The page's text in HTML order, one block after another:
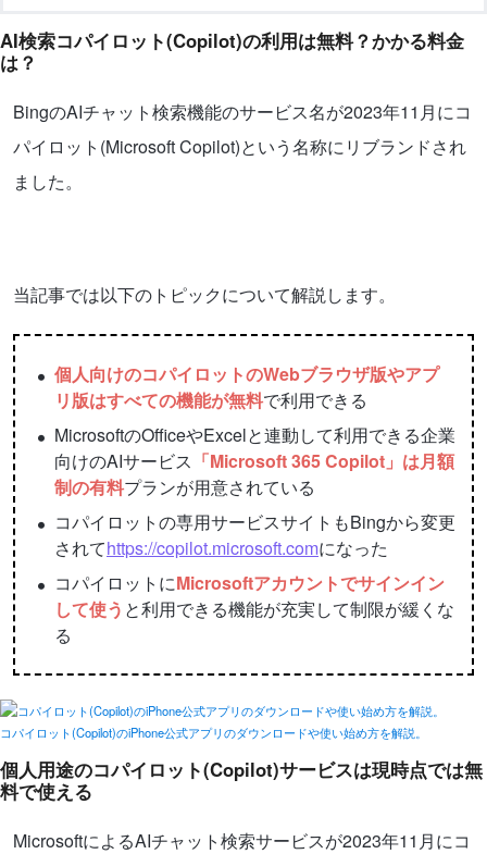
AI検索コパイロット(Copilot)の利用は無料？かかる料金
は？
BingのAIチャット検索機能のサービス名が2023年11月にコ
パイロット(Microsoft Copilot)という名称にリブランドされ
ました。
当記事では以下のトピックについて解説します。
個人向けのコパイロットのWebブラウザ版やアプ
リ版はすべての機能が無料で利用できる
MicrosoftのOfficeやExcelと連動して利用できる企業
向けのAIサービス 「Microsoft 365 Copilot」は月額
制の有料プランが用意されている
コパイロットの専用サービスサイトもBingから変更
されてhttps://copilot.microsoft.comになった
コパイロットにMicrosoftアカウントでサインイン
して使う と利用できる機能が充実して制限が緩くな
る
コパイロット(Copilot)のiPhone公式アプリのダウンロードや使い始め方を解説。
個人用途のコパイロット(Copilot)サービスは現時点では無
料で使える
MicrosoftによるAIチャット検索サービスが2023年11月にコ